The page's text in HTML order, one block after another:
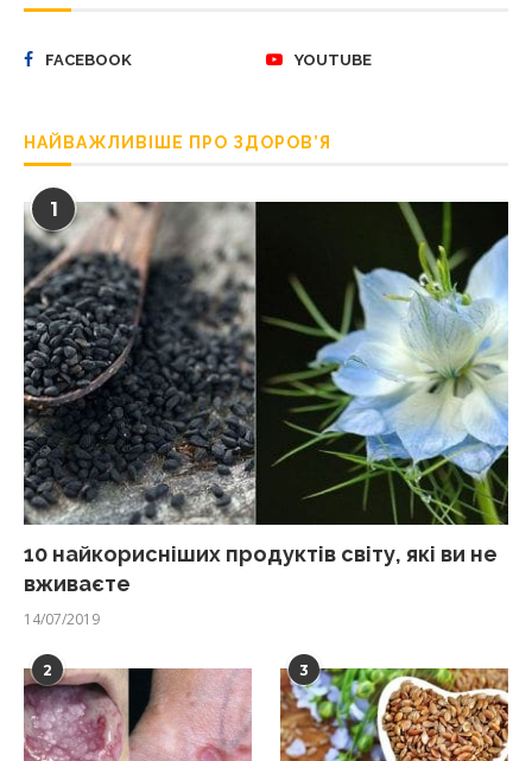
FACEBOOK YOUTUBE
НАЙВАЖЛИВІШЕ ПРО ЗДОРОВ’Я
1
10 найкорисніших продуктів світу, які ви не
вживаєте
14/07/2019
2 3